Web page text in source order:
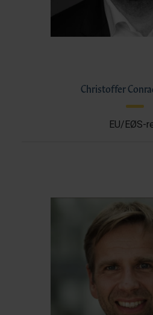
Christoffer
EU/EØS-